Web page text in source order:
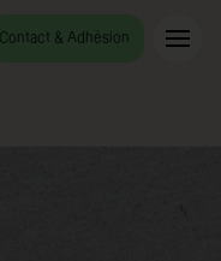
Contact & Adhésion